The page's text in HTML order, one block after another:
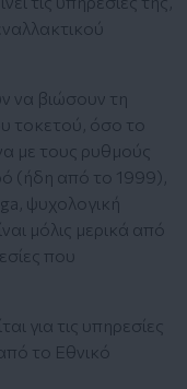
να βιώσουν τη
τοκετού, όσο το
με τους ρυθμούς
(ήδη από το 1999),
ψυχολογική
μόλις μερικά από
που
για τις υπηρεσίες
το Εθνικό